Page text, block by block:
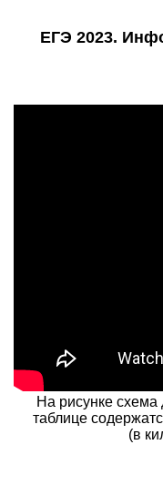
ЕГЭ 2023.
На рисунке схема
таблице
(в